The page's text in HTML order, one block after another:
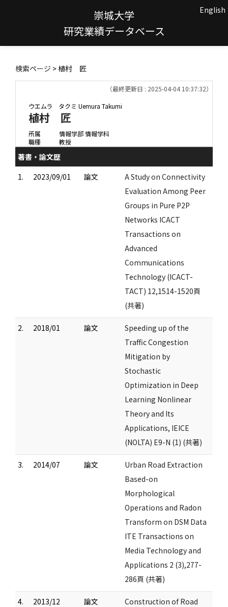
崇城大学
研究業績データベース
English
検索ページ > 植村 匠
（最終更新日 : 2025-04-04 10:37:32）
ウエムラ タクミ Uemura Takumi
植村 匠
所属
情報学部 情報学科
職種
教授
著書・論文歴
1.
2023/09/01 論文
A Study on Connectivity
Evaluation Among Peer
Groups in Pure P2P
Networks ICACT
Transactions on
Advanced
Communications
Technology (ICACT-
TACT) 12,1514-1520頁
(共著)
2. 2018/01 論文
Speeding up of the
Traffic Congestion
Mitigation by
Stochastic
Optimization in Deep
Learning Nonlinear
Theory and Its
Applications, IEICE
(NOLTA) E9-N (1) (共著)
3. 2014/07 論文
Urban Road Extraction
Based-on
Morphological
Operations and Radon
Transform on DSM Data
ITE Transactions on
Media Technology and
Applications 2 (3),277-
286頁 (共著)
4. 2013/12 論文
Construction of Road